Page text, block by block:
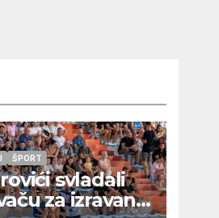
ŠPORT
svladali
za izravan